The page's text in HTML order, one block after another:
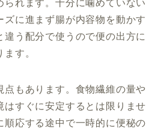
られます。十分に噛めていない
ズに進まず腸が内容物を動かす
違う配分で使うので便の出方に
す。
点もあります。食物繊維の量や
はすぐに安定するとは限りませ
順応する途中で一時的に便秘の